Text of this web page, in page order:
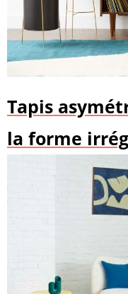
Tapis
la forme